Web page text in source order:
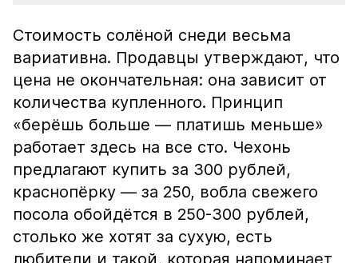
Стоимость солёной снеди весьма
вариативна. Продавцы утверждают, что
цена не окончательная: она зависит от
количества купленного. Принцип
«берёшь больше — платишь меньше»
работает здесь на все сто. Чехонь
предлагают купить за 300 рублей,
краснопёрку — за 250, вобла свежего
посола обойдётся в 250-300 рублей,
столько же хотят за сухую, есть
любители и такой, которая напоминает